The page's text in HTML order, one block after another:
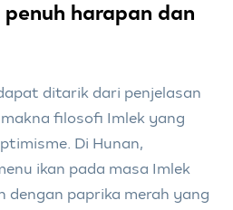
harapan dan
ditarik dari penjelasan
filosofi Imlek yang
Di Hunan,
ikan pada masa Imlek
dengan paprika merah yang